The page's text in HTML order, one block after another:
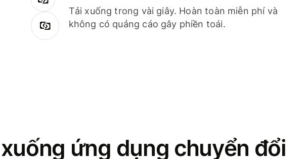
Tải xuống trong vài giây. Hoàn toàn miễn phí và
không có quảng cáo gây phiền toái.
ứng dụng chuyển đổi